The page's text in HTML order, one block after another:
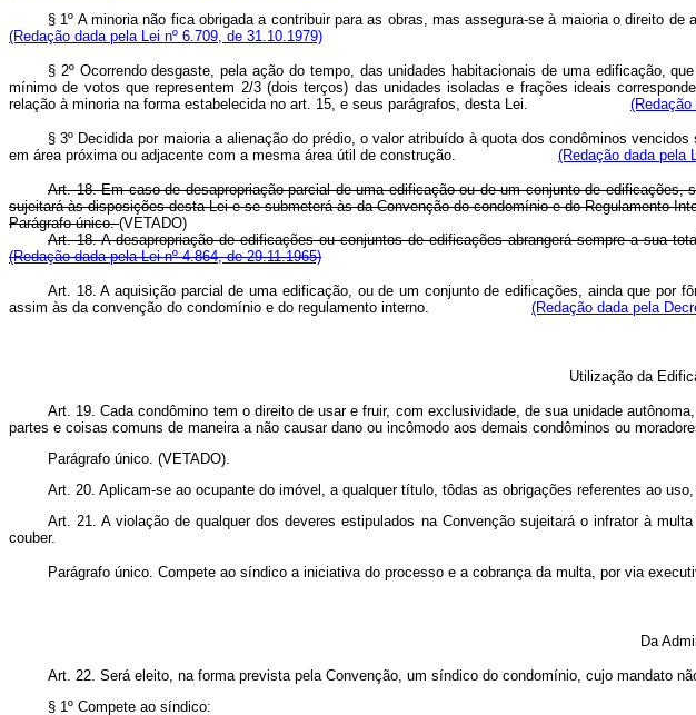
§ 1º A minoria não fica obrigada a contribuir para as obras, mas assegura-se à maioria o
(Redação dada pela Lei nº 6.709, de 31.10.1979)
§ 2º Ocorrendo desgaste, pela ação do tempo, das unidades habitacionais de uma edificação,
mínimo de votos que representem 2/3 (dois terços) das unidades isoladas e frações ideais
relação à minoria na forma estabelecida no art. 15, e seus parágrafos, desta Lei.
(Redação
§ 3º Decidida por maioria a alienação do prédio, o valor atribuído à quota dos condôminos
em área próxima ou adjacente com a mesma área útil de construção. (Redação dada pela
Art. 18. Em caso de desapropriação parcial de uma edificação ou de um conjunto de
sujeitará às disposições desta Lei e se submeterá às da Convenção do condomínio e do Regulamento
Parágrafo único.(VETADO)
Art. 18. A desapropriação de edificações ou conjuntos de edificações abrangerá
(Redação dada pela Lei nº 4.864, de 29.11.1965)
Art. 18. A aquisição parcial de uma edificação, ou de um conjunto de edificações, ainda que por
assim às da convenção do condomínio e do regulamento interno. (Redação dada pela
Utilização da
Art. 19. Cada condômino tem o direito de usar e fruir, com exclusividade, de sua unidade
partes e coisas comuns de maneira a não causar dano ou incômodo aos demais condôminos ou
Parágrafo único. (VETADO).
Art. 20. Aplicam-se ao ocupante do imóvel, a qualquer título, tôdas as obrigações referentes ao
Art. 21. A violação de qualquer dos deveres estipulados na Convenção sujeitará o infrator à
couber.
Parágrafo único. Compete ao síndico a iniciativa do processo e a cobrança da multa, por via
Da
Art. 22. Será eleito, na forma prevista pela Convenção, um síndico do condomínio, cujo mandato
§ 1º Compete ao síndico: